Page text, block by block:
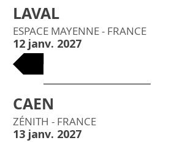
LAVAL
ESPACE MAYENNE - FRANCE
12 janv. 2027
CAEN
ZÉNITH - FRANCE
13 janv. 2027